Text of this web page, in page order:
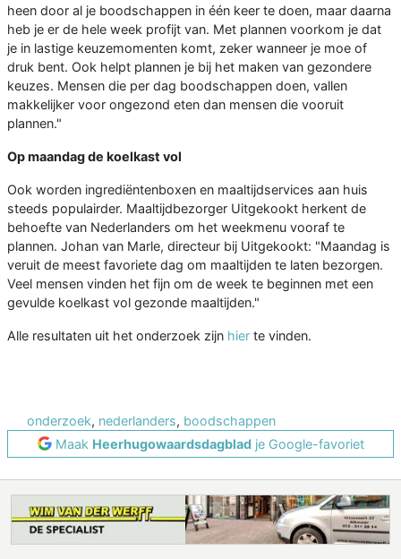
heen door al je boodschappen in één keer te doen, maar daarna
heb je er de hele week profijt van. Met plannen voorkom je dat
je in lastige keuzemomenten komt, zeker wanneer je moe of
druk bent. Ook helpt plannen je bij het maken van gezondere
keuzes. Mensen die per dag boodschappen doen, vallen
makkelijker voor ongezond eten dan mensen die vooruit
plannen."
Op maandag de koelkast vol
Ook worden ingrediëntenboxen en maaltijdservices aan huis
steeds populairder. Maaltijdbezorger Uitgekookt herkent de
behoefte van Nederlanders om het weekmenu vooraf te
plannen. Johan van Marle, directeur bij Uitgekookt: "Maandag is
veruit de meest favoriete dag om maaltijden te laten bezorgen.
Veel mensen vinden het fijn om de week te beginnen met een
gevulde koelkast vol gezonde maaltijden."
Alle resultaten uit het onderzoek zijn hier te vinden.
onderzoek, nederlanders, boodschappen
Maak Heerhugowaardsdagbladje Google-favoriet